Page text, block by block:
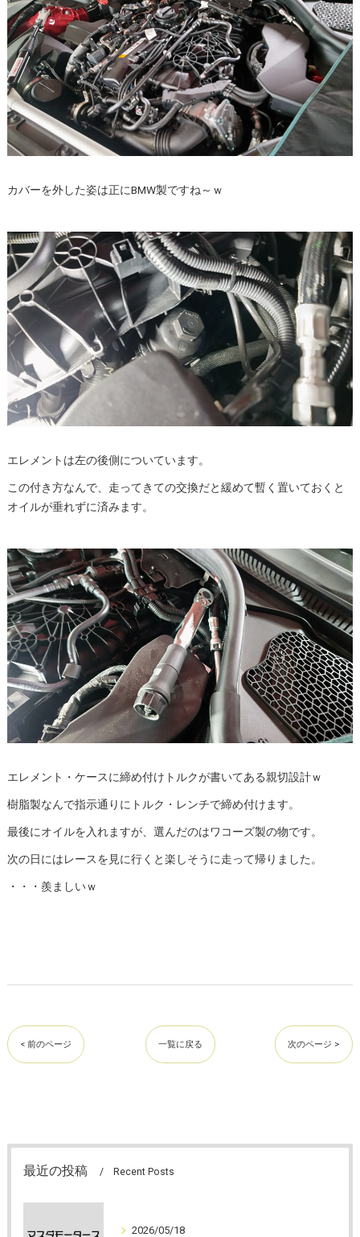
カバーを外した姿は正にBMW製ですね～ｗ
エレメントは左の後側についています。
この付き方なんで、走ってきての交換だと緩めて暫く置いておくと
オイルが垂れずに済みます。
エレメント・ケースに締め付けトルクが書いてある親切設計ｗ
樹脂製なんで指示通りにトルク・レンチで締め付けます。
最後にオイルを入れますが、選んだのはワコーズ製の物です。
次の日にはレースを見に行くと楽しそうに走って帰りました。
・・・羨ましいｗ
< 前のページ 一覧に戻る 次のページ >
最近の投稿 Recent Posts
2026/05/18